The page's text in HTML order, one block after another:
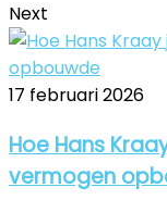
Next
17 februari 2026
Hoe Hans
vermogen